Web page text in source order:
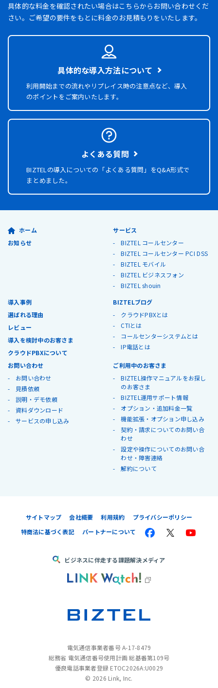
具体的な料金を確認されたい場合はこちらからお問い合わせくだ
さい。ご希望の要件をもとに料金のお見積もりをいたします。
具体的な導入方法について
利用開始までの流れやリプレイス時の注意点など、導入
のポイントをご案内いたします。
よくある質問
BIZTELの導入についての「よくある質問」をQ&A形式で
まとめました。
ホーム
お知らせ
サービス
BIZTEL コールセンター
BIZTEL コールセンター PCI DSS
BIZTEL モバイル
BIZTEL ビジネスフォン
BIZTEL shouin
導入事例
選ばれる理由
レビュー
導入を検討中のお客さま
クラウドPBXについて
BIZTELブログ
クラウドPBXとは
CTIとは
コールセンターシステムとは
IP電話とは
お問い合わせ
お問い合わせ
見積依頼
説明・デモ依頼
資料ダウンロード
サービスの申し込み
ご利用中のお客さま
BIZTEL操作マニュアルをお探し
のお客さま
BIZTEL運用サポート情報
オプション・追加料金一覧
機能拡張・オプション申し込み
契約・請求についてのお問い合
わせ
設定や操作についてのお問い合
わせ・障害連絡
解約について
サイトマップ 会社概要 利用規約
プライバシーポリシー
特商法に基づく表記
パートナーについて
ビジネスに伴走する課題解決メディア
電気通信事業者番号 A-17-8479
総務省 電気通信番号使用計画 総基番第109号
優良電話事業者登録 ETOC2026A:U0029
© 2026 Link, Inc.